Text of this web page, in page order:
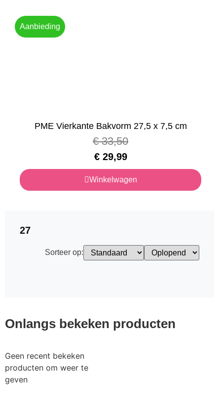
Aanbieding
PME Vierkante Bakvorm 27,5 x 7,5 cm
€33,50
€29,99
Winkelwagen
27
Sorteer op:
Onlangs bekeken producten
Geen recent bekeken
producten om weer te
geven